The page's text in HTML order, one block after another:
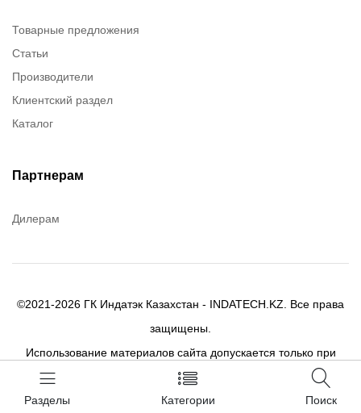
Разделы Категории Поиск
Товарные предложения
Статьи
Производители
Клиентский раздел
Каталог
Партнерам
Дилерам
©2021-2026 ГК Индатэк Казахстан - INDATECH.KZ. Все права
защищены.
Использование материалов сайта допускается только при
публикации активной ссылки на цитируемый материал.